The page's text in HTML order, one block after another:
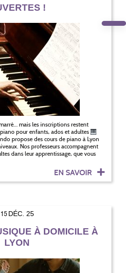
!
mais les inscriptions restent
pour enfants, ados et adultes
propose des cours de piano à Lyon
Nos professeurs accompagnent
dans leur apprentissage, que vous
EN SAVOIR
15 DÉC. 25
À DOMICILE À
LYON